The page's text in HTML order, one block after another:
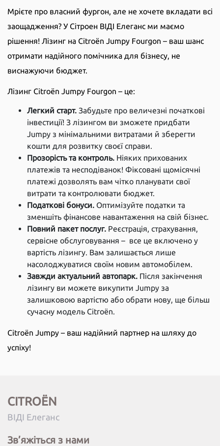
Мрієте про власний фургон, але не хочете вкладати всі
заощадження? У Сітроен ВІДІ Елеганс ми маємо
рішення! Лізинг на Citroën Jumpy Fourgon – ваш шанс
отримати надійного помічника для бізнесу, не
виснажуючи бюджет.
Лізинг Citroën Jumpy Fourgon – це:
Легкий старт. Забудьте про величезні початкові
інвестиції! З лізингом ви зможете придбати
Jumpy з мінімальними витратами й зберегти
кошти для розвитку своєї справи.
Прозорість та контроль. Ніяких прихованих
платежів та несподіванок! Фіксовані щомісячні
платежі дозволять вам чітко планувати свої
витрати та контролювати бюджет.
Податкові бонуси. Оптимізуйте податки та
зменшіть фінансове навантаження на свій бізнес.
Повний пакет послуг. Реєстрація, страхування,
сервісне обслуговування – все це включено у
вартість лізингу. Вам залишається лише
насолоджуватися своїм новим автомобілем.
Завжди актуальний автопарк. Після закінчення
лізингу ви можете викупити Jumpy за
залишковою вартістю або обрати нову, ще більш
сучасну модель Citroën.
Citroën Jumpy – ваш надійний партнер на шляху до
успіху!
CITROËN
ВІДІ Елеганс
Зв’яжіться з нами